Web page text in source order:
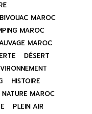
BIVOUAC MAROC
MAROC
MAROC
DÉSERT
HISTOIRE
NATURE MAROC
PLEIN AIR